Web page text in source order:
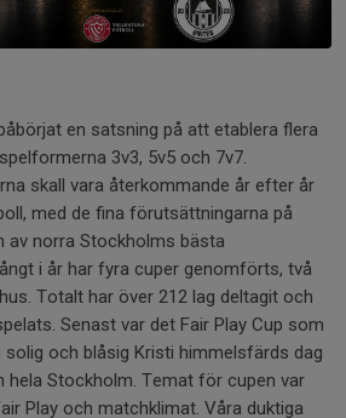
en satsning på att etablera flera
3v3, 5v5 och 7v7.
skall vara återkommande år efter år
med de fina förutsättningarna på
av norra Stockholms bästa
i år har fyra cuper genomförts, två
Totalt har över 212 lag deltagit och
Senast var det Fair Play Cup som
och blåsig Kristi himmelsfärds dag
hela Stockholm. Temat för cupen var
Play och matchklimat. Våra duktiga